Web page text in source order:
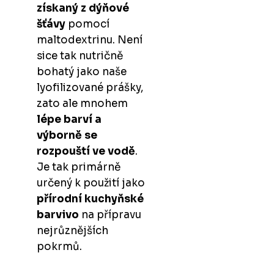
získaný z dýňové
šťávy pomocí
maltodextrinu. Není
sice tak nutričně
bohatý jako naše
lyofilizované prášky,
zato ale mnohem
lépe barví a
výborně se
rozpouští ve vodě.
Je tak primárně
určený k použití jako
přírodní kuchyňské
barvivo na přípravu
nejrůznějších
pokrmů.